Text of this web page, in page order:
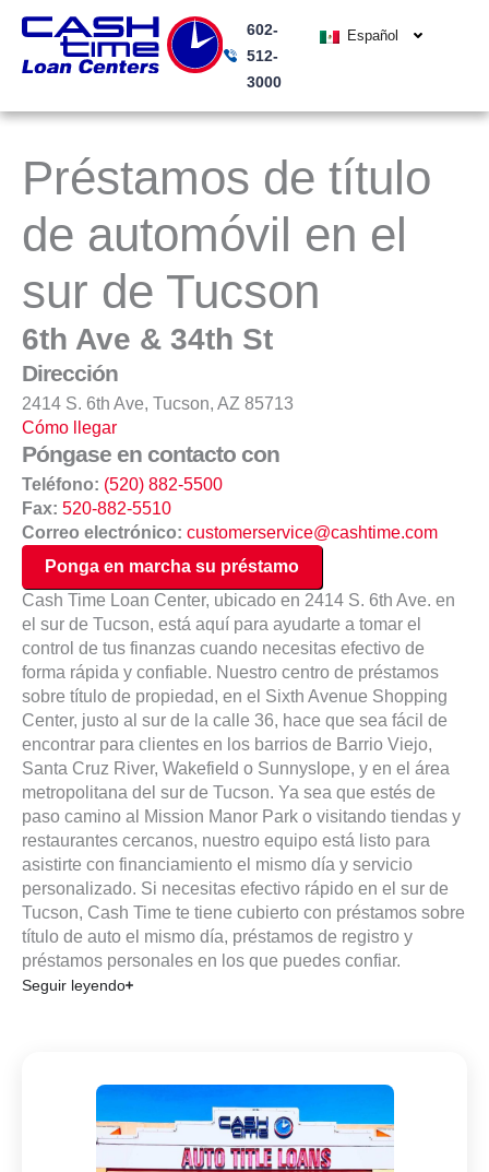
contenido
602-
512-
3000
Español
Préstamos de título
de automóvil en el
sur de Tucson
6th Ave & 34th St
Dirección
2414 S. 6th Ave, Tucson, AZ 85713
Cómo llegar
Póngase en contacto con
Teléfono: (520) 882-5500
Fax: 520-882-5510
Correo electrónico: customerservice@cashtime.com
Ponga en marcha su préstamo
Cash Time Loan Center, ubicado en 2414 S. 6th Ave. en
el sur de Tucson, está aquí para ayudarte a tomar el
control de tus finanzas cuando necesitas efectivo de
forma rápida y confiable. Nuestro centro de préstamos
sobre título de propiedad, en el Sixth Avenue Shopping
Center, justo al sur de la calle 36, hace que sea fácil de
encontrar para clientes en los barrios de Barrio Viejo,
Santa Cruz River, Wakefield o Sunnyslope, y en el área
metropolitana del sur de Tucson. Ya sea que estés de
paso camino al Mission Manor Park o visitando tiendas y
restaurantes cercanos, nuestro equipo está listo para
asistirte con financiamiento el mismo día y servicio
personalizado. Si necesitas efectivo rápido en el sur de
Tucson, Cash Time te tiene cubierto con préstamos sobre
título de auto el mismo día, préstamos de registro y
préstamos personales en los que puedes confiar.
Seguir leyendo